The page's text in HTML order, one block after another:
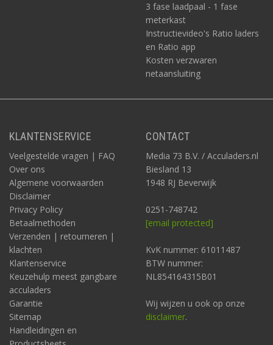
3 fase laadpaal - 1 fase
meterkast
Instructievideo's Ratio laders
en Ratio app
Kosten verzwaren
netaansluiting
KLANTENSERVICE
Veelgestelde vragen | FAQ
Over ons
Algemene voorwaarden
Disclaimer
Privacy Policy
Betaalmethoden
Verzenden | retourneren |
klachten
Klantenservice
Keuzehulp meest gangbare
acculaders
Garantie
Sitemap
Handleidingen en
CONTACT
Media 73 B.V. / Acculaders.nl
Biesland 13
1948 RJ Beverwijk
0251-748742
[email protected]
KvK nummer: 61011487
BTW nummer:
NL854164315B01
Wij wijzen u ook op onze
disclaimer.